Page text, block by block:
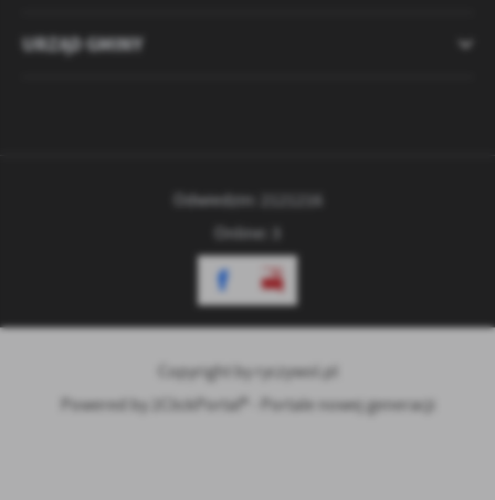
URZĄD GMINY
Odwiedzin: 2121216
Online: 3
Copyright by ryczywol.pl
Powered by
2ClickPortal® - Portale nowej generacji